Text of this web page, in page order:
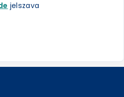
jelszava